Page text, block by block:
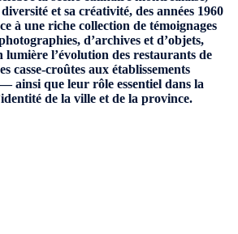
et sa créativité, des années 1960
à une riche collection de témoignages
d’archives et d’objets,
lumière l’évolution des restaurants de
casse-croûtes aux établissements
ainsi que leur rôle essentiel dans la
de la ville et de la province.